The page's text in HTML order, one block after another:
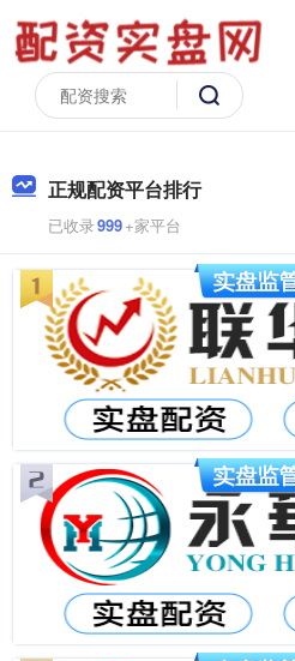
正规配资平台排行
已收录999+家平台